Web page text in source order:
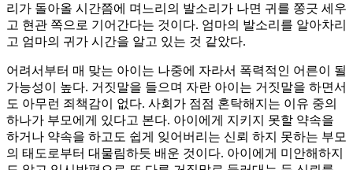
리가 돌아올 시간쯤에 며느리의 발소리가 나면 귀를 쫑긋 세우
고 현관 쪽으로 기어간다는 것이다. 엄마의 발소리를 알아차리
고 엄마의 귀가 시간을 알고 있는 것 같았다.
어려서부터 매 맞는 아이는 나중에 자라서 폭력적인 어른이 될
가능성이 높다. 거짓말을 들으며 자란 아이는 거짓말을 하면서
도 아무런 죄책감이 없다. 사회가 점점 혼탁해지는 이유 중의
하나가 부모에게 있다고 본다. 아이에게 지키지 못할 약속을
하거나 약속을 하고도 쉽게 잊어버리는 신뢰 하지 못하는 부모
의 태도로부터 대물림하듯 배운 것이다. 아이에게 미안해하지